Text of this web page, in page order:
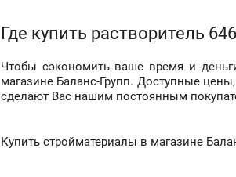
Где купить растворитель
Чтобы сэкономить ваше время и
магазине Баланс-Групп. Доступные
сделают Вас нашим постоянным
Купить стройматериалы в магазине